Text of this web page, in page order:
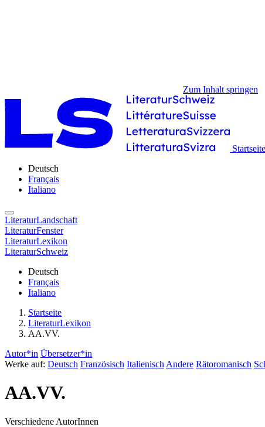
Zum Inhalt springen
Startseite
Deutsch
Français
Italiano
LiteraturLandschaft
LiteraturFenster
LiteraturLexikon
LiteraturSchweiz
Deutsch
Français
Italiano
Startseite
LiteraturLexikon
AA.VV.
Autor*in Übersetzer*in
Werke auf: Deutsch Französisch Italienisch Andere Rätoromanisch
AA.VV.
Verschiedene AutorInnen